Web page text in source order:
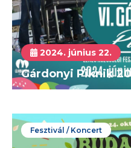
2024. június 22.
Gárdonyi Piknik
Fesztivál / Koncert